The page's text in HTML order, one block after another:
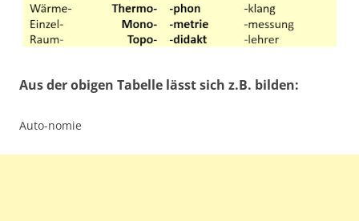
Aus der obigen Tabelle lässt sich z.B. bilden:
Auto-nomie